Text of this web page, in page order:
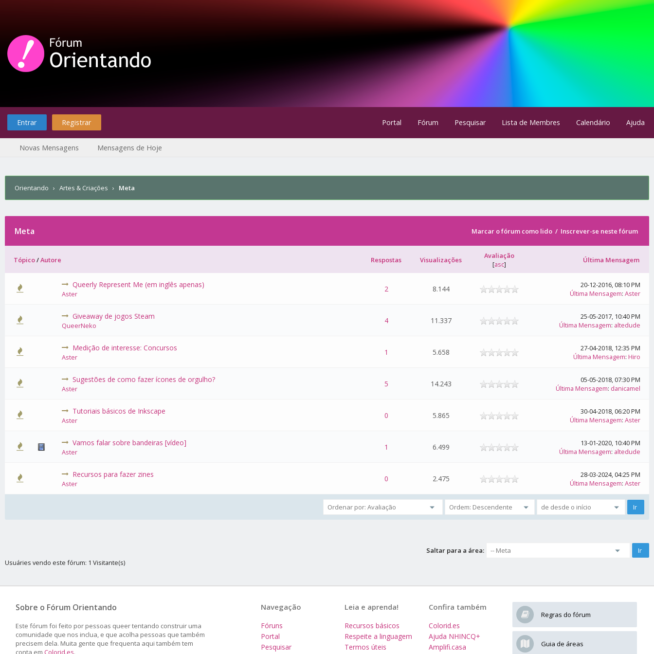
Entrar Registrar Portal Fórum Pesquisar Lista de Membres Calendário Ajuda
Novas Mensagens Mensagens de Hoje
Orientando › Artes & Criações › Meta
Marcar o fórum como lido / Inscrever-se neste fórum
Meta
Tópico/Autore Respostas Visualizações
Avaliação
[asc] Última Mensagem
Queerly Represent Me (em inglês apenas)
Aster
2 8.144
0 Voto(s) - 0 de 5 na totalidade
20-12-2016, 08:10 PM
Última Mensagem:Aster
Giveaway de jogos Steam
QueerNeko
4 11.337
25-05-2017, 10:40 PM
Última Mensagem: altedude
Medição de interesse: Concursos
Aster
1 5.658
27-04-2018, 12:35 PM
Última Mensagem:Hiro
Sugestões de como fazer ícones de orgulho?
Aster
5 14.243
0 Voto(s) - 0 de 5 na totalidade
05-05-2018, 07:30 PM
Última Mensagem: danicamel
Tutoriais básicos de Inkscape
Aster
0 5.865
30-04-2018, 06:20 PM
Última Mensagem:Aster
Vamos falar sobre bandeiras [vídeo]
Aster
1 6.499
13-01-2020, 10:40 PM
Última Mensagem: altedude
Recursos para fazer zines
Aster
0 2.475
28-03-2024, 04:25 PM
Última Mensagem:Aster
Saltar para a área:
Usuáries vendo este fórum: 1 Visitante(s)
Sobre o Fórum Orientando
Este fórum foi feito por pessoas queer tentando construir uma
comunidade que nos inclua, e que acolha pessoas que também
precisem dela. Muita gente que frequenta aqui também tem
conta em Colorid.es.
Regras do fórum
Guia de áreas
Confira também
Colorid.es
Ajuda NHINCQ+
Amplifi.casa
Leia e aprenda!
Recursos básicos
Respeite a linguagem
Termos úteis
Navegação
Fóruns
Portal
Pesquisar